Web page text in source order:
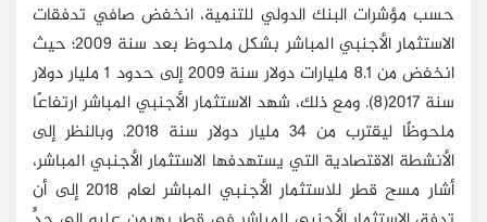
حسب مؤشرات البنك الدولي للتنمية، انخفض صافي تدفقات
الاستثمار الأجنبي المباشر بشكل ملحوظ بعد سنة 2009؛ حيث
انخفض من 8.1 مليارات دولار سنة 2009 إلى حدود 1 مليار دولار
سنة 2017(8). ومع ذلك، شهد الاستثمار الأجنبي المباشر ارتفاعًا
ملحوظًا ليقترب من 34 مليار دولار سنة 2018. وبالنظر إلى
الأنشطة الاقتصادية التي يستهدفها الاستثمار الأجنبي المباشر،
أشار مسح قطر للاستثمار الأجنبي المباشر لعام 2018 إلى أن